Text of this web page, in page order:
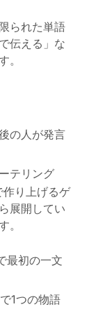
られた単語
伝える」な
。
の人が発言
テリング
作り上げるゲ
展開してい
。
最初の一文
1つの物語